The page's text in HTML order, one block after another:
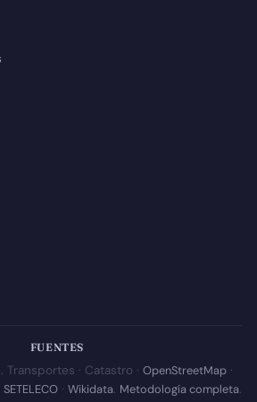
FUENTES
Transportes · Catastro · OpenStreetMap·
SETELECO· Wikidata. Metodología completa.